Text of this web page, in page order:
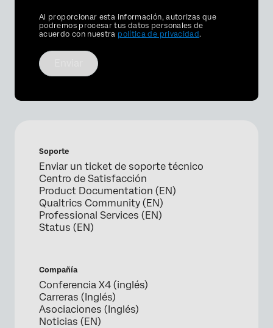
Privacy
Optin
Al proporcionar esta información, autorizas que
podremos procesar tus datos personales de
acuerdo con nuestra política de privacidad.
Soporte
Enviar un ticket de soporte técnico
Centro de Satisfacción
Product Documentation (EN)
Qualtrics Community (EN)
Professional Services (EN)
Status (EN)
Compañía
Conferencia X4 (inglés)
Carreras (Inglés)
Asociaciones (Inglés)
Noticias (EN)